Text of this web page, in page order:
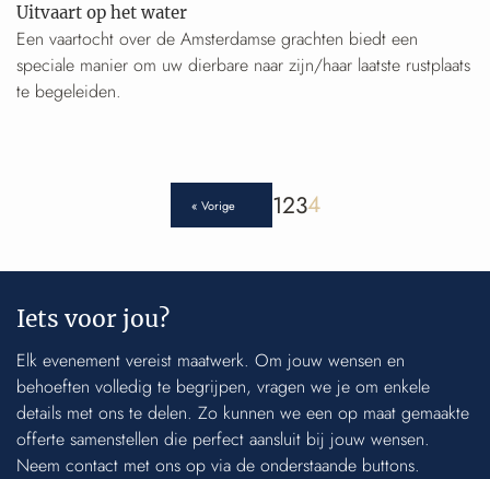
Uitvaart op het water
Een vaartocht over de Amsterdamse grachten biedt een
speciale manier om uw dierbare naar zijn/haar laatste rustplaats
te begeleiden.
« Vorige 1234
Iets voor jou?
Elk evenement vereist maatwerk. Om jouw wensen en
behoeften volledig te begrijpen, vragen we je om enkele
details met ons te delen. Zo kunnen we een op maat gemaakte
offerte samenstellen die perfect aansluit bij jouw wensen.
Neem contact met ons op via de onderstaande buttons.